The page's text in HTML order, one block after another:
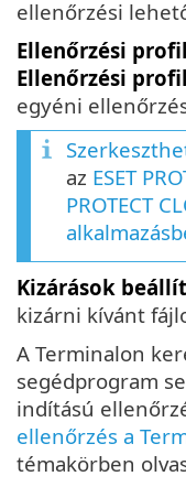
ellenőrzési
Ellenőrzési
Ellenőrzési
egyéni
az ESET
PROTECT
Kizárások
kizárni kívánt
A Terminalon
segédprogram
indítású
ellenőrzés a
témakörben